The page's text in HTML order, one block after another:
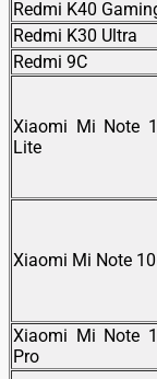
Redmi K40
Redmi K30 Ultra
Redmi 9C
Xiaomi Mi Note
Lite
Xiaomi Mi Note 10
Xiaomi Mi Note
Pro